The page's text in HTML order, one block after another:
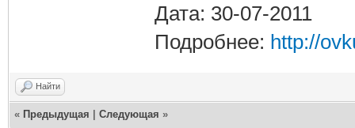
Дата: 30-07-2011
Подробнее: http://
Найти
« Предыдущая Следующая »